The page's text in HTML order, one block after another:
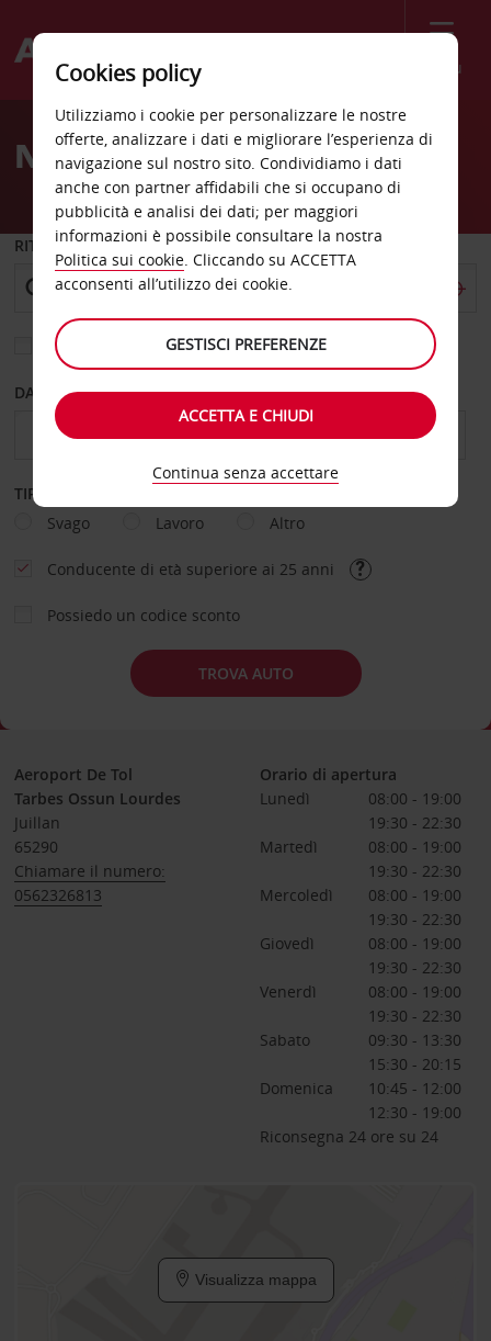
Menù
Welcome
AvisNoleggio auto Tarbes
RITIRO DA
Scegli una località di riconsegna diversa
DAL GIORNO AL GIORNO
TIPOLOGIA DI NOLEGGIO
Svago
Lavoro Altro
Conducente di età superiore ai 25 anni
Possiedo un codice sconto
TROVA AUTO
Aeroport De Tol
Tarbes Ossun Lourdes
Juillan
65290
Chiamare il numero:
0562326813
Orario di apertura
Lunedì
08:00 - 19:00
19:30 - 22:30
Martedì
08:00 - 19:00
19:30 - 22:30
Mercoledì
08:00 - 19:00
19:30 - 22:30
Giovedì
08:00 - 19:00
19:30 - 22:30
Venerdì
08:00 - 19:00
19:30 - 22:30
Sabato
09:30 - 13:30
15:30 - 20:15
Domenica
10:45 - 12:00
12:30 - 19:00
Riconsegna 24 ore su 24
Visualizza mappa
Cookies policy
Utilizziamo i cookie per personalizzare le nostre
offerte, analizzare i dati e migliorare l’esperienza di
navigazione sul nostro sito. Condividiamo i dati
anche con partner affidabili che si occupano di
pubblicità e analisi dei dati; per maggiori
informazioni è possibile consultare la nostra
Politica sui cookie. Cliccando su ACCETTA
acconsenti all’utilizzo dei cookie.
GESTISCI PREFERENZE
ACCETTA E CHIUDI
Continua senza accettare